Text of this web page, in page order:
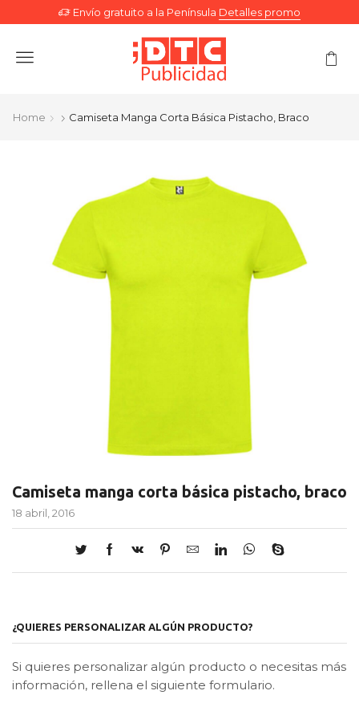
Envío gratuito a la Península Detalles promo
Menu
Home Camiseta Manga Corta Básica Pistacho, Braco
Camiseta manga corta básica pistacho, braco
18 abril, 2016
¿QUIERES PERSONALIZAR ALGÚN PRODUCTO?
Si quieres personalizar algún producto o necesitas más
información, rellena el siguiente formulario.